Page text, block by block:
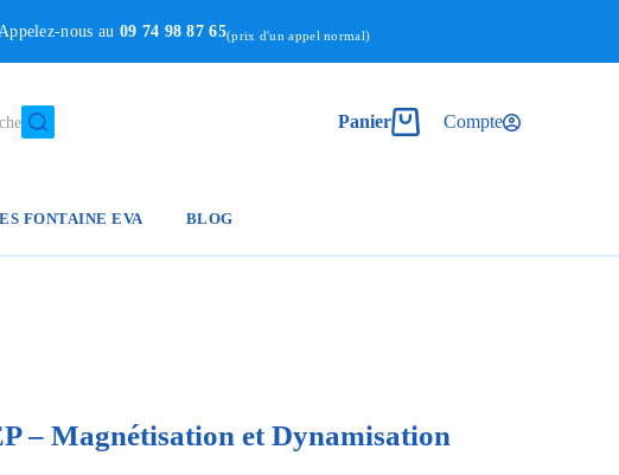
nous au 09 74 98 87 65(prix d'un appel normal)
Panier Compte
FONTAINE EVA BLOG
– Magnétisation et Dynamisation